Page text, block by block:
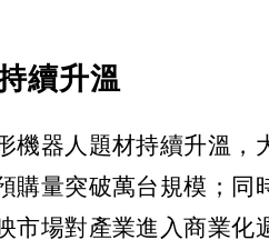
續升溫
機器人題材持續升溫，
購量突破萬台規模；同
市場對產業進入商業化